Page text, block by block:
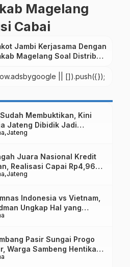
Magelang
Cabai
Jambi Kerjasama Dengan
Magelang Soal Distribusi
|| []).push({});
Jateng
Membuktikan, Kini
Jateng Dibidik Jadi
Jateng
Juara Nasional Kredit
Realisasi Capai Rp4,96
Indonesia vs Vietnam,
Ungkap Hal yang
Pasir Sungai Progo
Warga Sambeng Hentikan
Usir Truk